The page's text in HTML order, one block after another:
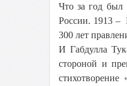
Что за год был
России. 1913 –
300 лет
И Габдулла
стороной и